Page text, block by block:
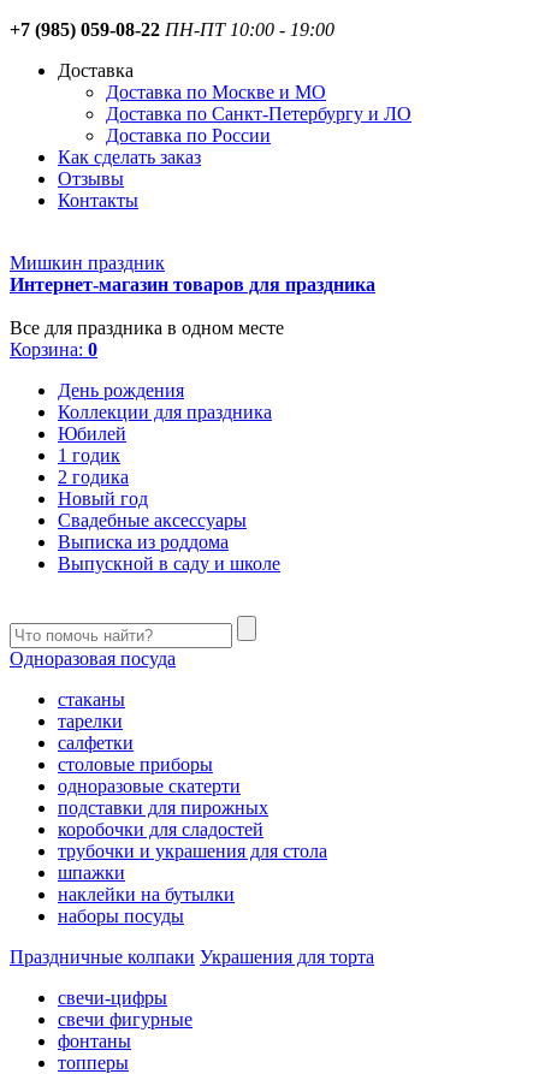
+7 (985) 059-08-22 ПН-ПТ 10:00 - 19:00
Доставка
Доставка по Москве и МО
Доставка по Санкт-Петербургу и ЛО
Доставка по России
Как сделать заказ
Отзывы
Контакты
Мишкин праздник
Интернет-магазин товаров для праздника
Все для праздника в одном месте
Корзина: 0
День рождения
Коллекции для праздника
Юбилей
1 годик
2 годика
Новый год
Свадебные аксессуары
Выписка из роддома
Выпускной в саду и школе
Одноразовая посуда
стаканы
тарелки
салфетки
столовые приборы
одноразовые скатерти
подставки для пирожных
коробочки для сладостей
трубочки и украшения для стола
шпажки
наклейки на бутылки
наборы посуды
Праздничные колпаки Украшения для торта
свечи-цифры
свечи фигурные
фонтаны
топперы